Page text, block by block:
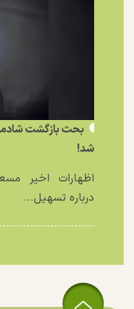
بحث بازگشت
شد!
اظهارات اخیر
درباره تسهیل...